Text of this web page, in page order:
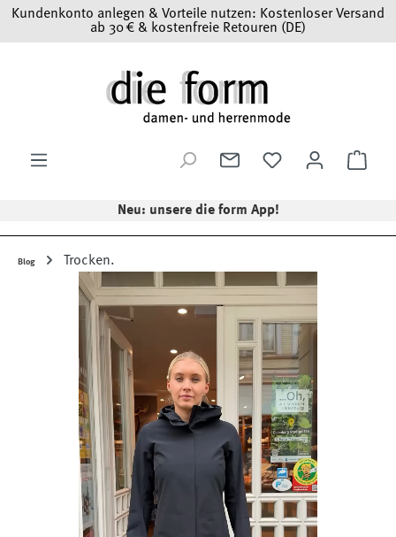
Zum Hauptinhalt springen
Kundenkonto anlegen & Vorteile nutzen: Kostenloser Versand
ab 30 € & kostenfreie Retouren (DE)
Neu: unsere die form App!
Blog Trocken.